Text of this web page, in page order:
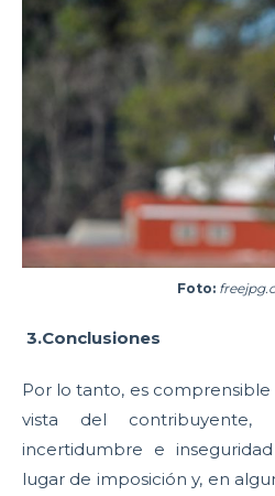
Foto:
3.Conclusiones
Por lo tanto, es
vista del contribuyente,
incertidumbre e
lugar de imposición y, en